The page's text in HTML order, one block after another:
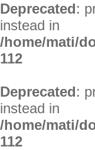
Deprecated:
instead in
/home/mati/
112
Deprecated:
instead in
/home/mati/
112